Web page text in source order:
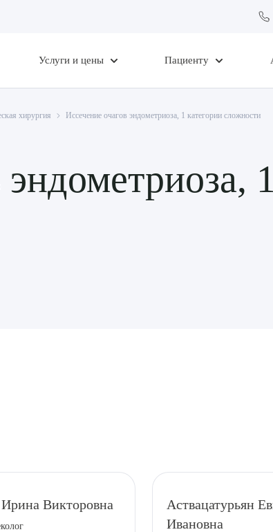
Услуги и цены Пациенту
хирургия Иссечение очагов эндометриоза, 1 категории сложности
Викторовна
Аствацатурьян
Ивановна